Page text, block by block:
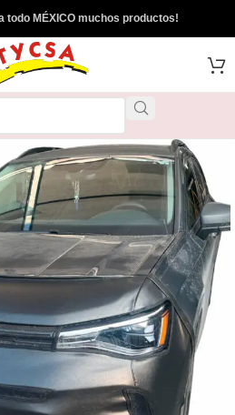
todo MÉXICO muchos productos!